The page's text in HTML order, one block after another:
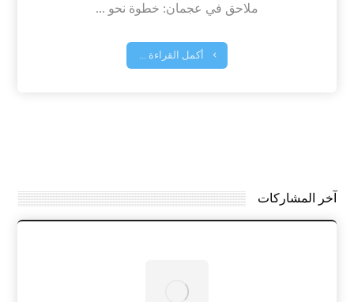
ملاحق في عجمان: خطوة نحو ...
أكمل القراءة ...
آخر المشاركات